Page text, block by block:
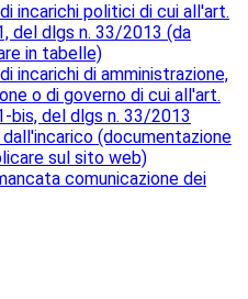
incarichi politici di cui all'art.
del dlgs n. 33/2013 (da
in tabelle)
incarichi di amministrazione,
o di governo di cui all'art.
bis, del dlgs n. 33/2013
(documentazione
sul sito web)
comunicazione dei